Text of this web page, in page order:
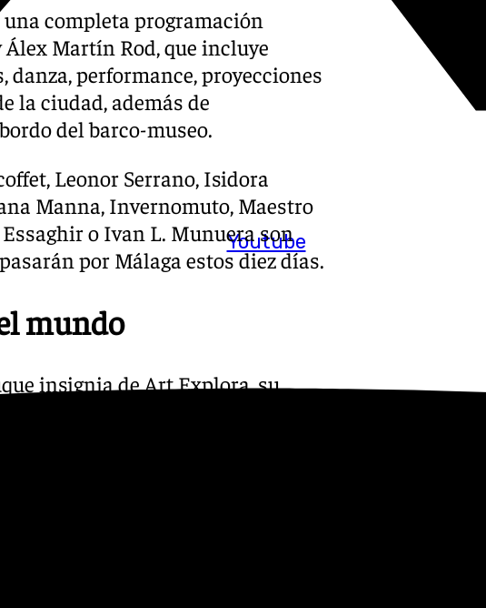
Youtube
una completa programación
Álex Martín Rod, que incluye
danza, performance, proyecciones
la ciudad, además de
del barco-museo.
Leonor Serrano, Isidora
Manna, Invernomuto, Maestro
Essaghir o Ivan L. Munuera son
por Málaga estos diez días.
mundo
insignia de Art Explora, su
de eslora, diseñado por Axel de
llevan un mensaje universal y
Prouvost.